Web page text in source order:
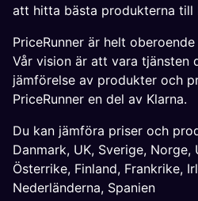
att hitta bästa produkterna till
PriceRunner är helt
Vår vision är att vara tjänsten
jämförelse av produkter och
PriceRunner en del av Klarna.
Du kan jämföra priser och
Danmark, UK, Sverige, Norge,
Österrike, Finland, Frankrike,
Nederländerna, Spanien